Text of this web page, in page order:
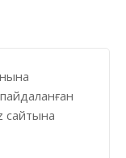
сайтына